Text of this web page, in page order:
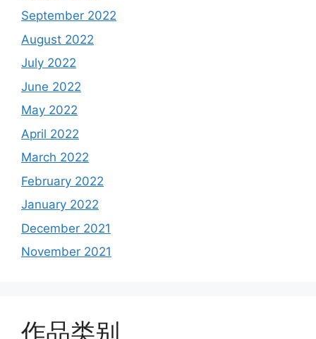
September 2022
August 2022
July 2022
June 2022
May 2022
April 2022
March 2022
February 2022
January 2022
December 2021
November 2021
作品类别